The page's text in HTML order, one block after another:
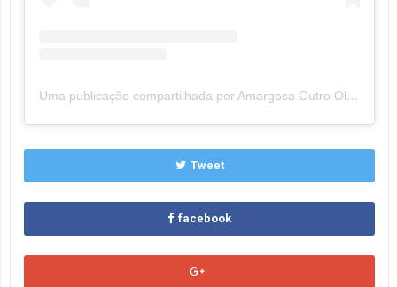
Uma publicação compartilhada por Amargosa Outro Olhar (@amargosaoutroolhar)
Tweet
facebook